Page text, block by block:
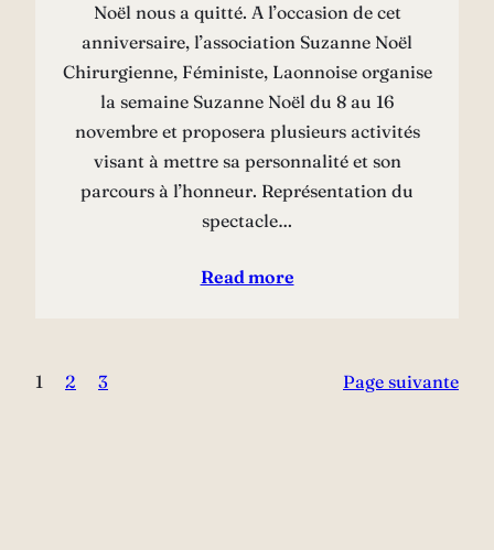
Noël nous a quitté. A l’occasion de cet
anniversaire, l’association Suzanne Noël
Chirurgienne, Féministe, Laonnoise organise
la semaine Suzanne Noël du 8 au 16
novembre et proposera plusieurs activités
visant à mettre sa personnalité et son
parcours à l’honneur. Représentation du
spectacle…
Read more
1 2 3 Page suivante